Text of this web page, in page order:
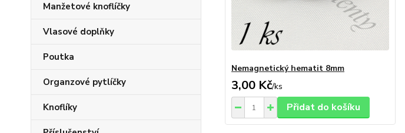
Manžetové knoflíčky
Vlasové doplňky
Poutka
Organzové pytlíčky
Knoflíky
Nemagnetický hematit 8mm
3,00 Kč/ks
Přidat do košíku